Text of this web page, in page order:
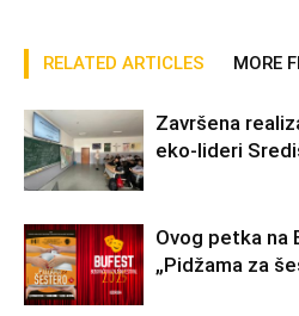
RELATED ARTICLES MORE
Završena
eko-lideri
Ovog petka na
„Pidžama za